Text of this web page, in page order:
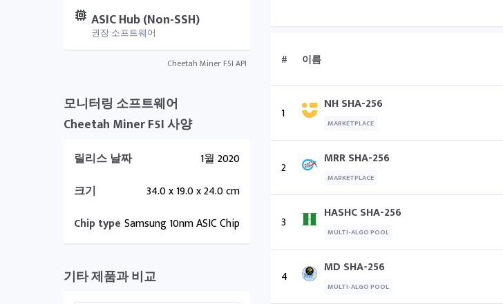
ASIC Hub (Non-SSH)
권장 소프트웨어
Cheetah Miner F5I API
모니터링 소프트웨어
Cheetah Miner F5I 사양
릴리스 날짜
1월 2020
크기
34.0 x 19.0 x 24.0 cm
Chip type Samsung 10nm ASIC Chip
기타 제품과 비교
# 이름
1 NH SHA-256
MARKETPLACE
2 MRR SHA-256
MARKETPLACE
3 HASHC SHA-256
MULTI-ALGO POOL
4 MD SHA-256
MULTI-ALGO POOL